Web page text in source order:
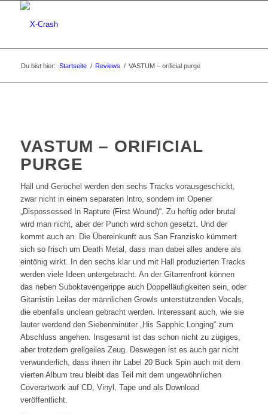
Du bist hier: Startseite / Reviews / VASTUM – orificial purge
VASTUM – ORIFICIAL
PURGE
Hall und Geröchel werden den sechs Tracks vorausgeschickt,
zwar nicht in einem separaten Intro, sondern im Opener
„Dispossessed In Rapture (First Wound)“. Zu heftig oder brutal
wird man nicht, aber der Punch wird schon gesetzt. Und der
kommt auch an. Die Übereinkunft aus San Franzisko kümmert
sich so frisch um Death Metal, dass man dabei alles andere als
eintönig wirkt. In den sechs klar und mit Hall produzierten Tracks
werden viele Ideen untergebracht. An der Gitarrenfront können
das neben Suboktavengerippe auch Doppelläufigkeiten sein, oder
Gitarristin Leilas der männlichen Growls unterstützenden Vocals,
die ebenfalls unclean gebracht werden. Interessant auch, wie sie
lauter werdend den Siebenminüter „His Sapphic Longing“ zum
Abschluss angehen. Insgesamt ist das schon nicht zu zügiges,
aber trotzdem grellgeiles Zeug. Deswegen ist es auch gar nicht
verwunderlich, dass ihnen ihr Label 20 Buck Spin auch mit dem
vierten Album treu bleibt das Teil mit dem ungewöhnlichen
Coverartwork auf CD, Vinyl, Tape und als Download
veröffentlicht.